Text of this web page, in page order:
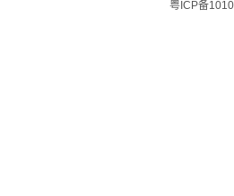
粤ICP备